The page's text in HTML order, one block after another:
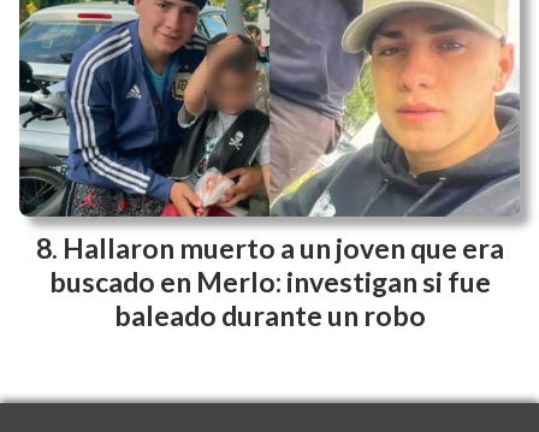
Hallaron muerto a un joven que era
buscado en Merlo: investigan si fue
baleado durante un robo